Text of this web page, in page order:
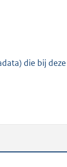
K
die bij